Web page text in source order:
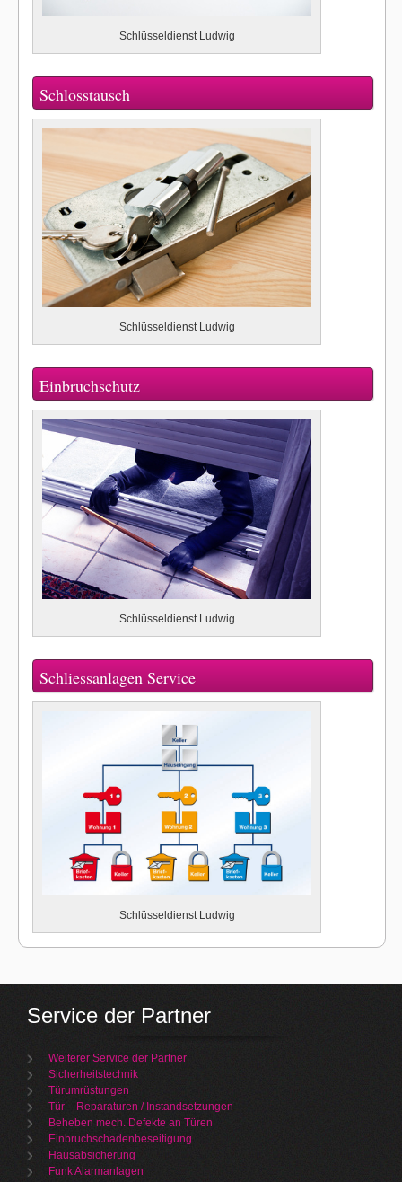
Schlüsseldienst Ludwig
Schlosstausch
Schlüsseldienst Ludwig
Einbruchschutz
Schlüsseldienst Ludwig
Schliessanlagen Service
Schlüsseldienst Ludwig
Service der Partner
Weiterer Service der Partner
Sicherheitstechnik
Türumrüstungen
Tür – Reparaturen / Instandsetzungen
Beheben mech. Defekte an Türen
Einbruchschadenbeseitigung
Hausabsicherung
Funk Alarmanlagen